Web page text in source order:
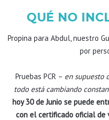
QUÉ NO
Propina para Abdul, nuestro
por
Pruebas PCR – en supuesto
todo está cambiando
hoy 30 de Junio se puede
con el certificado oficial de